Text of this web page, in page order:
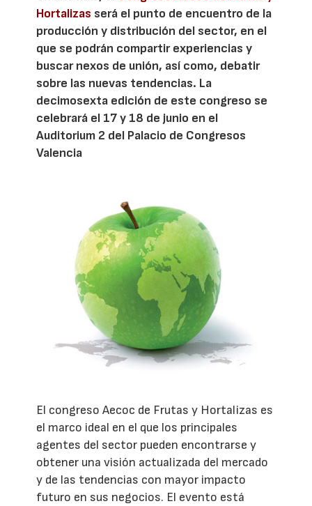
Hortalizas será el punto de encuentro de la
producción y distribución del sector, en el
que se podrán compartir experiencias y
buscar nexos de unión, así como, debatir
sobre las nuevas tendencias. La
decimosexta edición de este congreso se
celebrará el 17 y 18 de junio en el
Auditorium 2 del Palacio de Congresos
Valencia
El congreso Aecoc de Frutas y Hortalizas es
el marco ideal en el que los principales
agentes del sector pueden encontrarse y
obtener una visión actualizada del mercado
y de las tendencias con mayor impacto
futuro en sus negocios. El evento está